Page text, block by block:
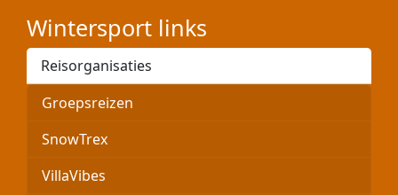
Wintersport links
Reisorganisaties
Groepsreizen
SnowTrex
VillaVibes